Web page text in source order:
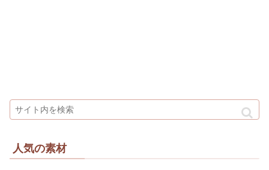
人気の素材